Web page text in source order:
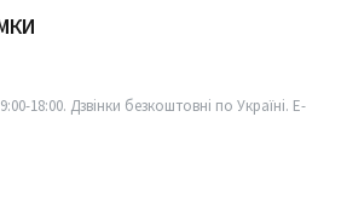
18:00. Дзвінки безкоштовні по Україні. E-